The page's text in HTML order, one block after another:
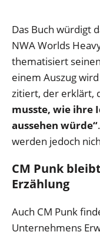
Das Buch würdigt
NWA Worlds
thematisiert
einem Auszug
zitiert, der erklärt,
musste, wie ihre
aussehen würde“
werden jedoch
CM Punk
Erzählung
Auch CM Punk
Unternehmens